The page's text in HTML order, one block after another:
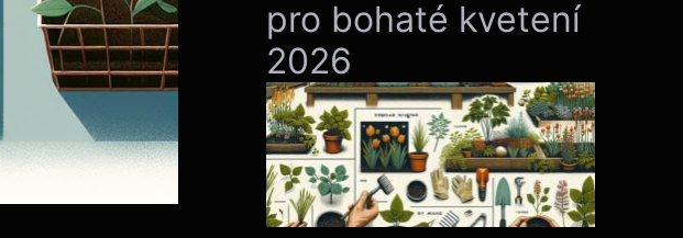
pro bohaté kvetení
2026